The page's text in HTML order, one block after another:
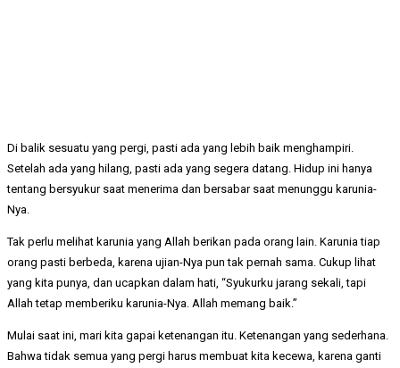
Di balik sesuatu yang pergi, pasti ada yang lebih baik menghampiri.
Setelah ada yang hilang, pasti ada yang segera datang. Hidup ini hanya
tentang bersyukur saat menerima dan bersabar saat menunggu karunia-
Nya.
Tak perlu melihat karunia yang Allah berikan pada orang lain. Karunia tiap
orang pasti berbeda, karena ujian-Nya pun tak pernah sama. Cukup lihat
yang kita punya, dan ucapkan dalam hati, “Syukurku jarang sekali, tapi
Allah tetap memberiku karunia-Nya. Allah memang baik.”
Mulai saat ini, mari kita gapai ketenangan itu. Ketenangan yang sederhana.
Bahwa tidak semua yang pergi harus membuat kita kecewa, karena ganti